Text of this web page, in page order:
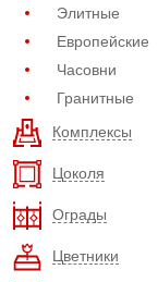
Элитные
Европейские
Часовни
Гранитные
Комплексы
Цоколя
Ограды
Цветники